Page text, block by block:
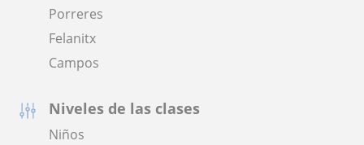
Porreres
Felanitx
Campos
Niveles de las clases
Niños